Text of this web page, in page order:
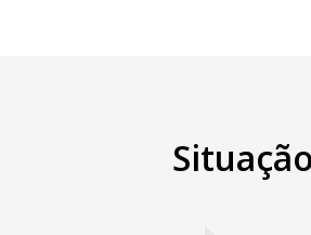
Situação